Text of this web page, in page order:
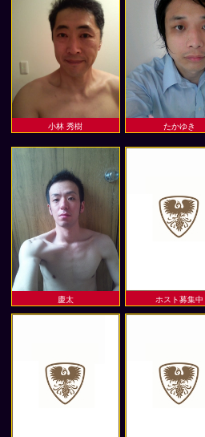
小林 秀樹 たかゆき
慶太 ホスト募集中